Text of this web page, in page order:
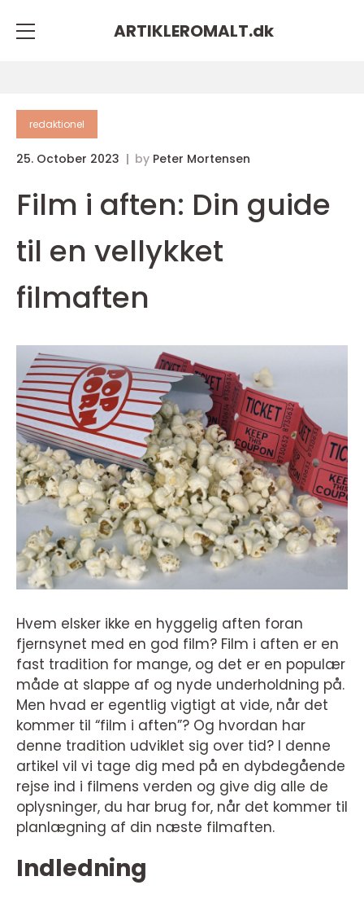
ARTIKLEROMALT.dk
redaktionel
25. October 2023 by Peter Mortensen
Film i aften: Din guide
til en vellykket
filmaften
Hvem elsker ikke en hyggelig aften foran
fjernsynet med en god film? Film i aften er en
fast tradition for mange, og det er en populær
måde at slappe af og nyde underholdning på.
Men hvad er egentlig vigtigt at vide, når det
kommer til “film i aften”? Og hvordan har
denne tradition udviklet sig over tid? I denne
artikel vil vi tage dig med på en dybdegående
rejse ind i filmens verden og give dig alle de
oplysninger, du har brug for, når det kommer til
planlægning af din næste filmaften.
Indledning